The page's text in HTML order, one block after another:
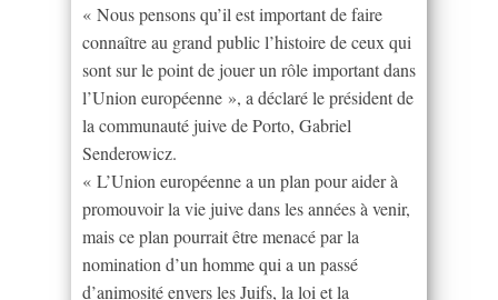
« Nous pensons qu’il est important de faire
connaître au grand public l’histoire de ceux qui
sont sur le point de jouer un rôle important dans
l’Union européenne », a déclaré le président de
la communauté juive de Porto, Gabriel
Senderowicz.
« L’Union européenne a un plan pour aider à
promouvoir la vie juive dans les années à venir,
mais ce plan pourrait être menacé par la
nomination d’un homme qui a un passé
d’animosité envers les Juifs, la loi et la